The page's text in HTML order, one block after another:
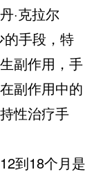
·克拉尔
的手段，特
副作用，手
副作用中的
性治疗手
到18个月是